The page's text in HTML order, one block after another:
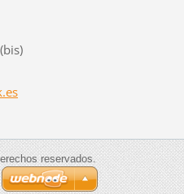
reservados.